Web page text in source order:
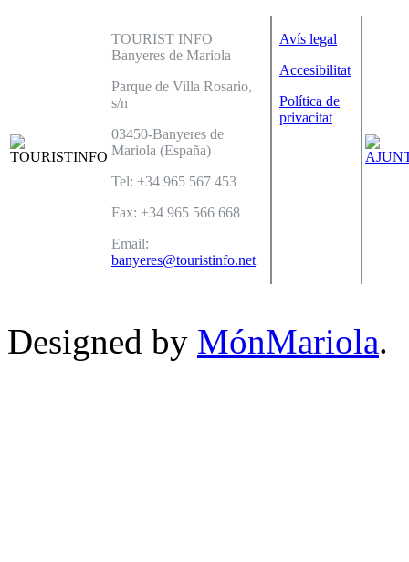
TOURIST INFO
Banyeres de Mariola
Parque de Villa Rosario,
s/n
03450-Banyeres de
Mariola (España)
Tel: +34 965 567 453
Fax: +34 965 566 668
Email:
banyeres@touristinfo.net
Avís legal
Accesibilitat
Política de
privacitat
Designed by MónMariola.